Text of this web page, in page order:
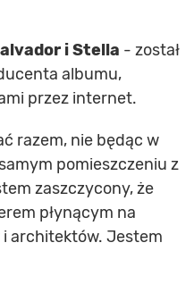
i Stella - został
albumu,
przez internet.
razem, nie będąc w
pomieszczeniu z
zaszczycony, że
płynącym na
architektów. Jestem